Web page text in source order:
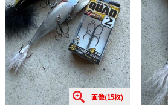
画像(15枚)